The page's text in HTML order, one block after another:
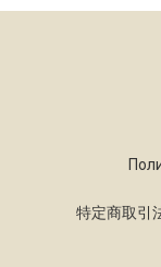
特定商取引